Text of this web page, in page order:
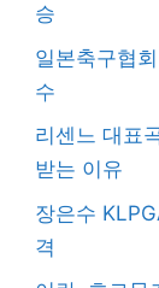
승
일본축구협
수
리센느 대표
받는 이유
장은수
격